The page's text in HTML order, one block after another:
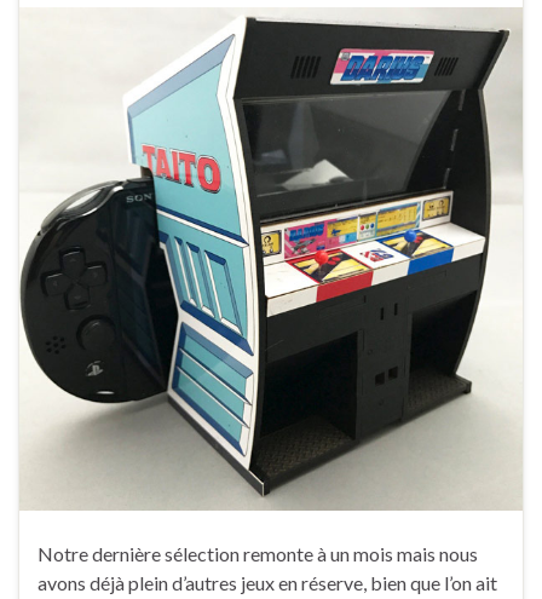
Notre dernière sélection remonte à un mois mais nous
avons déjà plein d’autres jeux en réserve, bien que l’on ait